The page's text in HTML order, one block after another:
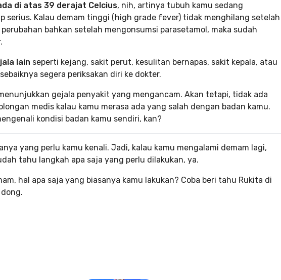
di atas 39 derajat Celcius, nih, artinya tubuh kamu sedang
serius. Kalau demam tinggi (high grade fever) tidak menghilang setelah
bahkan setelah mengonsumsi parasetamol, maka sudah
lain seperti kejang, sakit perut, kesulitan bernapas, sakit kepala, atau
segera periksakan diri ke dokter.
gejala penyakit yang mengancam. Akan tetapi, tidak ada
medis kalau kamu merasa ada yang salah dengan badan kamu.
kondisi badan kamu sendiri, kan?
yang perlu kamu kenali. Jadi, kalau kamu mengalami demam lagi,
tahu langkah apa saja yang perlu dilakukan, ya.
hal apa saja yang biasanya kamu lakukan? Coba beri tahu Rukita di